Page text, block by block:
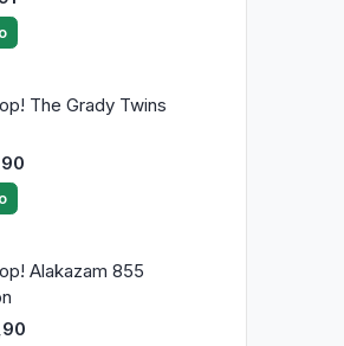
The Grady Twins
Alakazam 855